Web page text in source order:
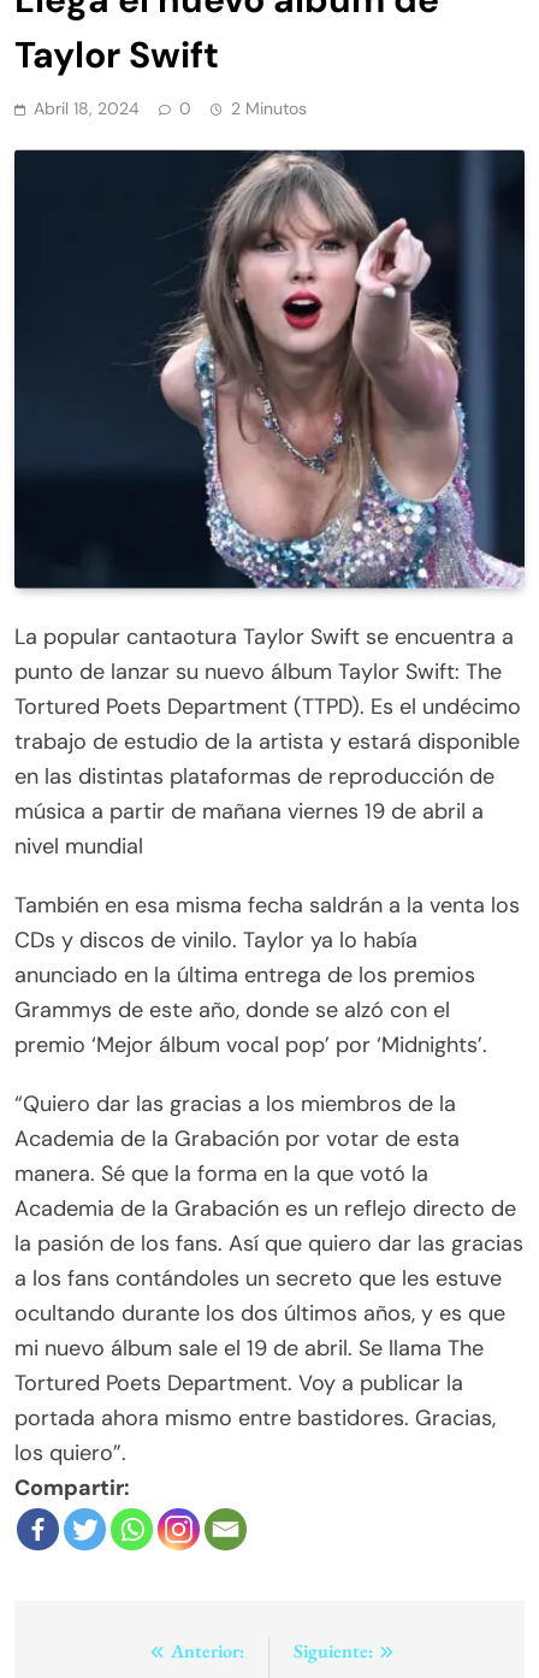
Taylor Swift
Abril 18, 2024 0 2 Minutos
La popular cantaotura Taylor Swift se encuentra a
punto de lanzar su nuevo álbum Taylor Swift: The
Tortured Poets Department (TTPD). Es el undécimo
trabajo de estudio de la artista y estará disponible
en las distintas plataformas de reproducción de
música a partir de mañana viernes 19 de abril a
nivel mundial
También en esa misma fecha saldrán a la venta los
CDs y discos de vinilo. Taylor ya lo había
anunciado en la última entrega de los premios
Grammys de este año, donde se alzó con el
premio ‘Mejor álbum vocal pop’ por ‘Midnights’.
“Quiero dar las gracias a los miembros de la
Academia de la Grabación por votar de esta
manera. Sé que la forma en la que votó la
Academia de la Grabación es un reflejo directo de
la pasión de los fans. Así que quiero dar las gracias
a los fans contándoles un secreto que les estuve
ocultando durante los dos últimos años, y es que
mi nuevo álbum sale el 19 de abril. Se llama The
Tortured Poets Department. Voy a publicar la
portada ahora mismo entre bastidores. Gracias,
los quiero”.
Compartir:
NavegaciónAnterior:
Siguiente: